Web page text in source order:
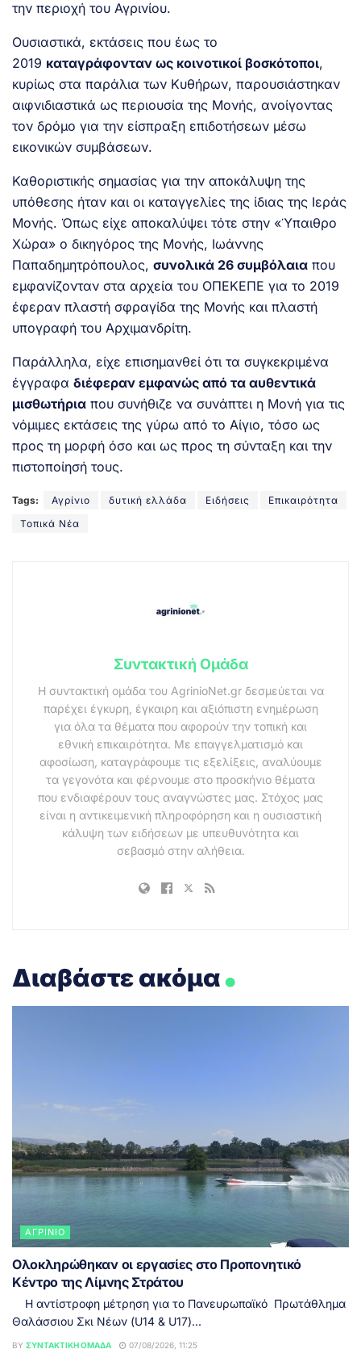
την περιοχή του Αγρινίου.
Ουσιαστικά, εκτάσεις που έως το
2019 καταγράφονταν ως κοινοτικοί βοσκότοποι,
κυρίως στα παράλια των Κυθήρων, παρουσιάστηκαν
αιφνιδιαστικά ως περιουσία της Μονής, ανοίγοντας
τον δρόμο για την είσπραξη επιδοτήσεων μέσω
εικονικών συμβάσεων.
Καθοριστικής σημασίας για την αποκάλυψη της
υπόθεσης ήταν και οι καταγγελίες της ίδιας της Ιεράς
Μονής. Όπως είχε αποκαλύψει τότε στην «Ύπαιθρο
Χώρα» ο δικηγόρος της Μονής, Ιωάννης
Παπαδημητρόπουλος, συνολικά 26 συμβόλαια που
εμφανίζονταν στα αρχεία του ΟΠΕΚΕΠΕ για το 2019
έφεραν πλαστή σφραγίδα της Μονής και πλαστή
υπογραφή του Αρχιμανδρίτη.
Παράλληλα, είχε επισημανθεί ότι τα συγκεκριμένα
έγγραφα διέφεραν εμφανώς από τα αυθεντικά
μισθωτήρια που συνήθιζε να συνάπτει η Μονή για τις
νόμιμες εκτάσεις της γύρω από το Αίγιο, τόσο ως
προς τη μορφή όσο και ως προς τη σύνταξη και την
πιστοποίησή τους.
Tags: Αγρίνιο δυτική ελλάδα Ειδήσεις
Επικαιρότητα
Τοπικά Νέα
Συντακτική Ομάδα
Η συντακτική ομάδα του AgrinioNet.gr δεσμεύεται να
παρέχει έγκυρη, έγκαιρη και αξιόπιστη ενημέρωση
για όλα τα θέματα που αφορούν την τοπική και
εθνική επικαιρότητα. Με επαγγελματισμό και
αφοσίωση, καταγράφουμε τις εξελίξεις, αναλύουμε
τα γεγονότα και φέρνουμε στο προσκήνιο θέματα
που ενδιαφέρουν τους αναγνώστες μας. Στόχος μας
είναι η αντικειμενική πληροφόρηση και η ουσιαστική
κάλυψη των ειδήσεων με υπευθυνότητα και
σεβασμό στην αλήθεια.
Διαβάστε ακόμα.
ΑΓΡΊΝΙΟ
Ολοκληρώθηκαν οι εργασίες στο Προπονητικό
Κέντρο της Λίμνης Στράτου
Η αντίστροφη μέτρηση για το Πανευρωπαϊκό Πρωτάθλημα
Θαλάσσιου Σκι Νέων (U14 & U17)...
BY ΣΥΝΤΑΚΤΙΚΉ ΟΜΆΔΑ 07/08/2026, 11:25